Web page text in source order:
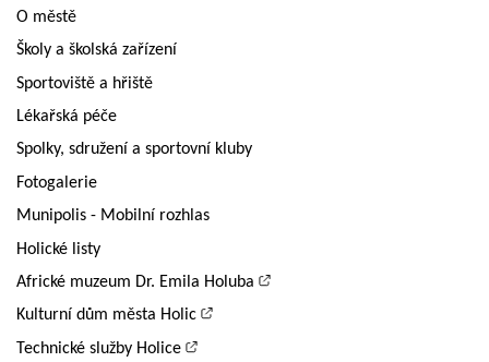
O městě
Školy a školská zařízení
Sportoviště a hřiště
Lékařská péče
Spolky, sdružení a sportovní kluby
Fotogalerie
Munipolis - Mobilní rozhlas
Holické listy
Africké muzeum Dr. Emila Holuba
Kulturní dům města Holic
Technické služby Holice